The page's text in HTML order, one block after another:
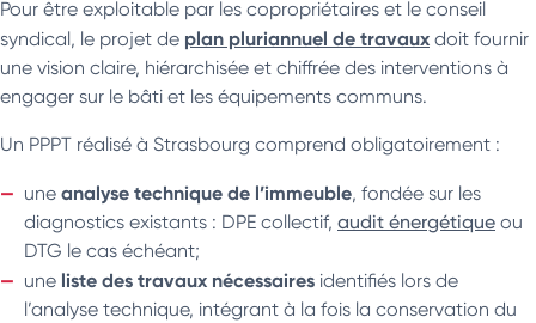
Pour être exploitable par les copropriétaires et le conseil
syndical, le projet de plan pluriannuel de travaux doit fournir
une vision claire, hiérarchisée et chiffrée des interventions à
engager sur le bâti et les équipements communs.
Un PPPT réalisé à Strasbourg comprend obligatoirement :
une analyse technique de l’immeuble, fondée sur les
diagnostics existants : DPE collectif, audit énergétique ou
DTG le cas échéant;
une liste des travaux nécessaires identifiés lors de
l’analyse technique, intégrant à la fois la conservation du